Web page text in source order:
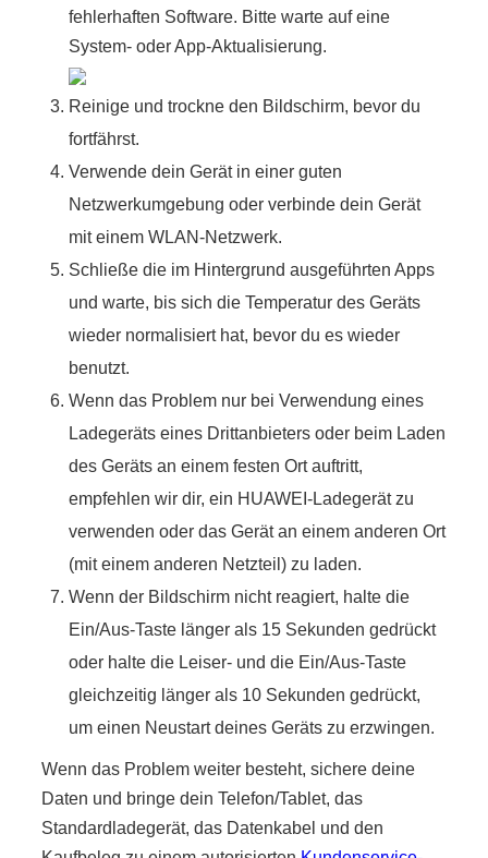
fehlerhaften Software. Bitte warte auf eine
System- oder App-Aktualisierung.
Reinige und trockne den Bildschirm, bevor du
fortfährst.
Verwende dein Gerät in einer guten
Netzwerkumgebung oder verbinde dein Gerät
mit einem WLAN-Netzwerk.
Schließe die im Hintergrund ausgeführten Apps
und warte, bis sich die Temperatur des Geräts
wieder normalisiert hat, bevor du es wieder
benutzt.
Wenn das Problem nur bei Verwendung eines
Ladegeräts eines Drittanbieters oder beim Laden
des Geräts an einem festen Ort auftritt,
empfehlen wir dir, ein HUAWEI-Ladegerät zu
verwenden oder das Gerät an einem anderen Ort
(mit einem anderen Netzteil) zu laden.
Wenn der Bildschirm nicht reagiert, halte die
Ein/Aus-Taste länger als 15 Sekunden gedrückt
oder halte die Leiser- und die Ein/Aus-Taste
gleichzeitig länger als 10 Sekunden gedrückt,
um einen Neustart deines Geräts zu erzwingen.
Wenn das Problem weiter besteht, sichere deine
Daten und bringe dein Telefon/Tablet, das
Standardladegerät, das Datenkabel und den